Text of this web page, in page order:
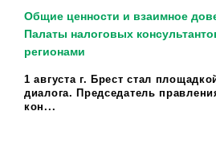
Общие ценности и взаимное
Палаты налоговых
регионами
1 августа г. Брест стал
диалога. Председатель
кон...